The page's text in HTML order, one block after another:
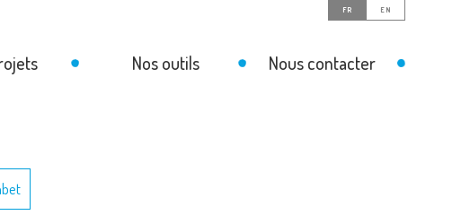
FR EN
Nos outils Nous contacter